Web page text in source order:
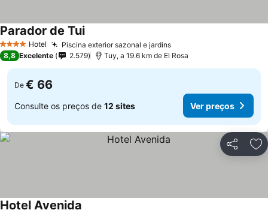
4 EstrelasHotel Piscina exterior sazonal e jardins
Parador de Tui
8,8 Excelente 2.579 Tuy, a 19.6 km de El Rosa
De € 66
Consulte os preços de 12 sites Ver preços
Partilhar
Hotel Avenida